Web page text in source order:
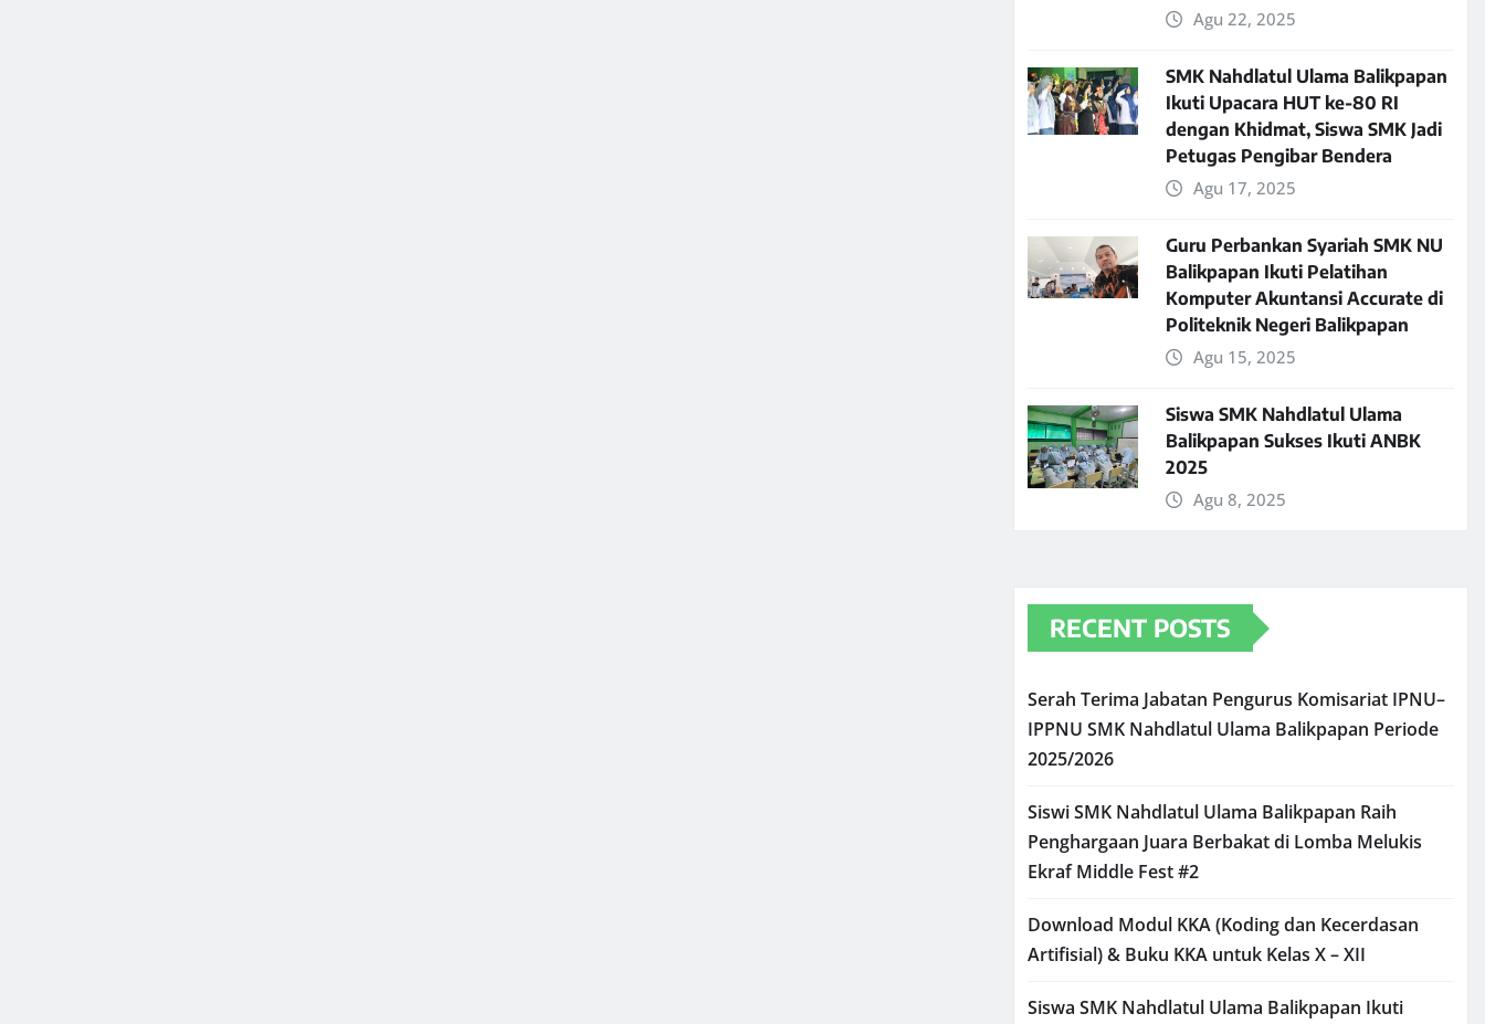
Agu 22, 2025
SMK Nahdlatul Ulama Balikpapan
Ikuti Upacara HUT ke-80 RI
dengan Khidmat, Siswa SMK Jadi
Petugas Pengibar Bendera
Agu 17, 2025
Guru Perbankan Syariah SMK NU
Balikpapan Ikuti Pelatihan
Komputer Akuntansi Accurate di
Politeknik Negeri Balikpapan
Agu 15, 2025
Siswa SMK Nahdlatul Ulama
Balikpapan Sukses Ikuti ANBK
2025
Agu 8, 2025
RECENT POSTS
Serah Terima Jabatan Pengurus Komisariat IPNU–
IPPNU SMK Nahdlatul Ulama Balikpapan Periode
2025/2026
Siswi SMK Nahdlatul Ulama Balikpapan Raih
Penghargaan Juara Berbakat di Lomba Melukis
Ekraf Middle Fest #2
Download Modul KKA (Koding dan Kecerdasan
Artifisial) & Buku KKA untuk Kelas X – XII
Siswa SMK Nahdlatul Ulama Balikpapan Ikuti